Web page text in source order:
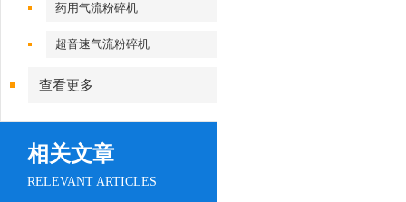
药用气流粉碎机
超音速气流粉碎机
查看更多
相关文章
RELEVANT ARTICLES